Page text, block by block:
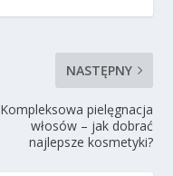
NASTĘPNY
Kompleksowa pielęgnacja
włosów – jak dobrać
najlepsze kosmetyki?